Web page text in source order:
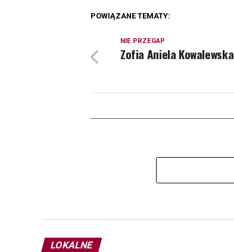
POWIĄZANE TEMATY:
NIE PRZEGAP
Zofia Aniela Kowalewska
LOKALNE